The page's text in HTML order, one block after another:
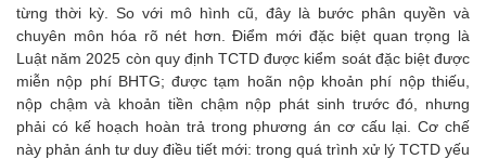
từng thời kỳ. So với mô hình cũ, đây là bước phân quyền và
chuyên môn hóa rõ nét hơn. Điểm mới đặc biệt quan trọng là
Luật năm 2025 còn quy định TCTD được kiểm soát đặc biệt được
miễn nộp phí BHTG; được tạm hoãn nộp khoản phí nộp thiếu,
nộp chậm và khoản tiền chậm nộp phát sinh trước đó, nhưng
phải có kế hoạch hoàn trả trong phương án cơ cấu lại. Cơ chế
này phản ánh tư duy điều tiết mới: trong quá trình xử lý TCTD yếu